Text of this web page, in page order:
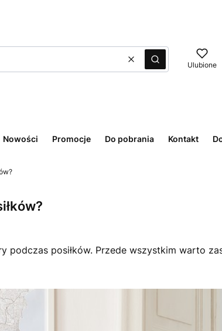
WyczyśćSzukaj Ulubione
Nowości Promocje Do pobrania Kontakt
posiłków. Przede wszystkim warto